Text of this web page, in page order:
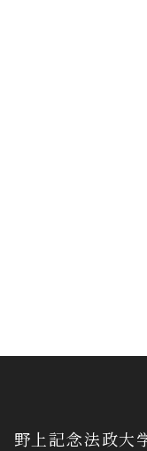
野上記念法政大